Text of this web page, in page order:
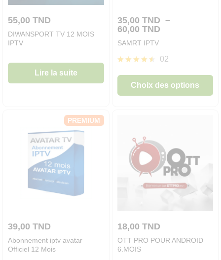
55,00 TND
DIWANSPORT TV 12 MOIS
IPTV
Lire la suite
35,00 TND –
60,00 TNDPlage
35,00 TND
à
60,00 TND
SAMRT IPTV
4.50
sur 5
02
Choix des options
a
PREMIUM
39,00 TND
Abonnement iptv avatar
Officiel 12 Mois
18,00 TND
OTT PRO POUR ANDROID
6.MOIS